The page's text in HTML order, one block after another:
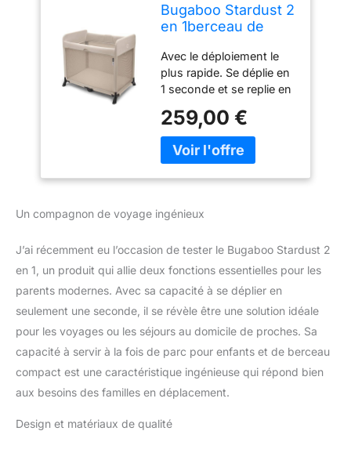
Bugaboo Stardust 2
en 1berceau de
avec Matelas
Avec le déploiement le
plus rapide. Se déplie en
1 seconde et se replie en
Une solution 2 en 1 : parc
pliable et berceau
compact Bugaboo.
2 ans) Durable mais
kg. Livré avec un sac de
transport premium, pour
que vous soyez toujours
révolution pour les
parents expérimentés et
débutants qui combine
technologie aérospatiale
unique et design
intelligent
259,00 €
Un compagnon de voyage ingénieux
J’ai récemment eu l’occasion de tester le Bugaboo Stardust 2
en 1, un produit qui allie deux fonctions essentielles pour les
parents modernes. Avec sa capacité à se déplier en
seulement une seconde, il se révèle être une solution idéale
pour les voyages ou les séjours au domicile de proches. Sa
capacité à servir à la fois de parc pour enfants et de berceau
compact est une caractéristique ingénieuse qui répond bien
aux besoins des familles en déplacement.
Design et matériaux de qualité